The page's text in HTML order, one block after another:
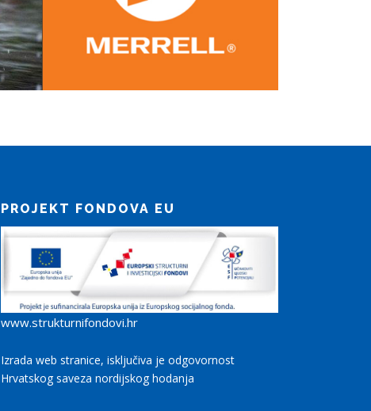
PROJEKT FONDOVA EU
www.strukturnifondovi.hr
Izrada web stranice, isključiva je odgovornost
Hrvatskog saveza nordijskog hodanja